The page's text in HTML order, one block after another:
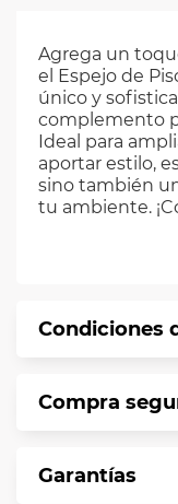
Agrega un
el Espejo de
único y
complemento
Ideal para
aportar estilo,
sino también
tu ambiente.
Condiciones
puntualmente.
*Sujeto a
norma de VIU.
Compra
segura de
Garantías